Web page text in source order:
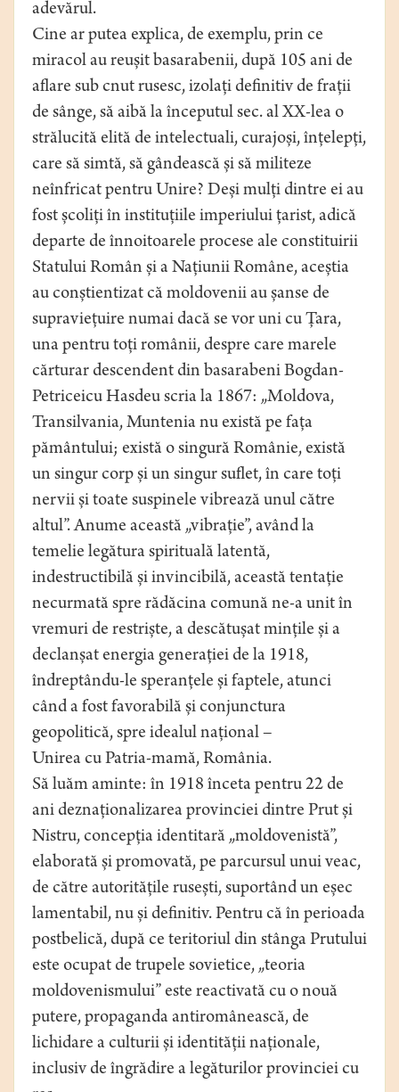
adevărul.
Cine ar putea explica, de exemplu, prin ce
miracol au reușit basarabenii, după 105 ani de
aflare sub cnut rusesc, izolați definitiv de frații
de sânge, să aibă la începutul sec. al XX-lea o
strălucită elită de intelectuali, curajoși, înțelepți,
care să simtă, să gândească și să militeze
neînfricat pentru Unire? Deși mulți dintre ei au
fost școliți în instituțiile imperiului țarist, adică
departe de înnoitoarele procese ale constituirii
Statului Român și a Națiunii Române, aceștia
au conștientizat că moldovenii au șanse de
supraviețuire numai dacă se vor uni cu Țara,
una pentru toți românii, despre care marele
cărturar descendent din basarabeni Bogdan-
Petriceicu Hasdeu scria la 1867: „Moldova,
Transilvania, Muntenia nu există pe fața
pământului; există o singură Românie, există
un singur corp și un singur suflet, în care toți
nervii și toate suspinele vibrează unul către
altul”. Anume această „vibrație”, având la
temelie legătura spirituală latentă,
indestructibilă și invincibilă, această tentație
necurmată spre rădăcina comună ne-a unit în
vremuri de restriște, a descătușat mințile și a
declanșat energia generației de la 1918,
îndreptându-le speranțele și faptele, atunci
când a fost favorabilă și conjunctura
geopolitică, spre idealul național –
Unirea cu Patria-mamă, România.
Să luăm aminte: în 1918 înceta pentru 22 de
ani deznaționalizarea provinciei dintre Prut și
Nistru, concepția identitară „moldovenistă”,
elaborată și promovată, pe parcursul unui veac,
de către autoritățile rusești, suportând un eșec
lamentabil, nu și definitiv. Pentru că în perioada
postbelică, după ce teritoriul din stânga Prutului
este ocupat de trupele sovietice, „teoria
moldovenismului” este reactivată cu o nouă
putere, propaganda antiromânească, de
lichidare a culturii și identității naționale,
inclusiv de îngrădire a legăturilor provinciei cu